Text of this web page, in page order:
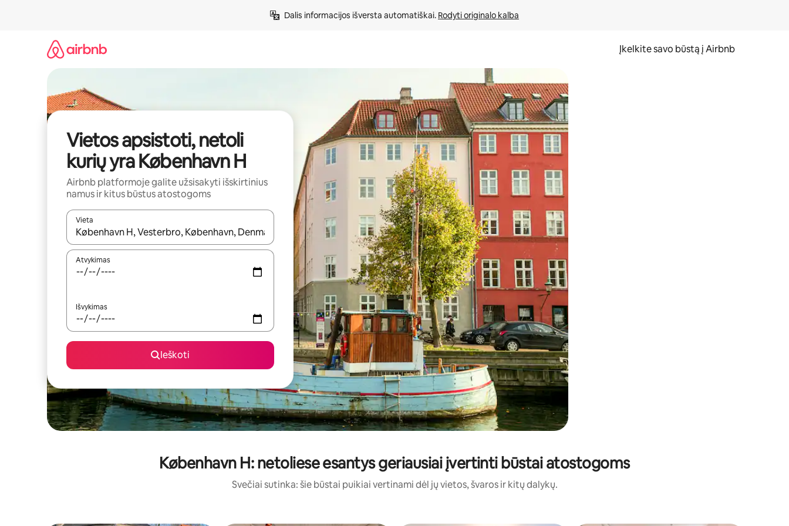
Dalis informacijos išversta automatiškai. Rodyti originalo kalba
Įkelkite savo būstą į Airbnb
Vietos apsistoti, netoli
kurių yra København H
Airbnb platformoje galite užsisakyti išskirtinius
namus ir kitus būstus atostogoms
Vieta
Kai pasirodys paieškos rezultatai, juos naršyti galite naudodami rodykles aukštyn ir žemyn arba liesdami ir braukdami per ekraną.
Atvykimas
Išvykimas
Ieškoti
København H: netoliese esantys geriausiai įvertinti būstai atostogoms
Svečiai sutinka: šie būstai puikiai vertinami dėl jų vietos, švaros ir kitų dalykų.